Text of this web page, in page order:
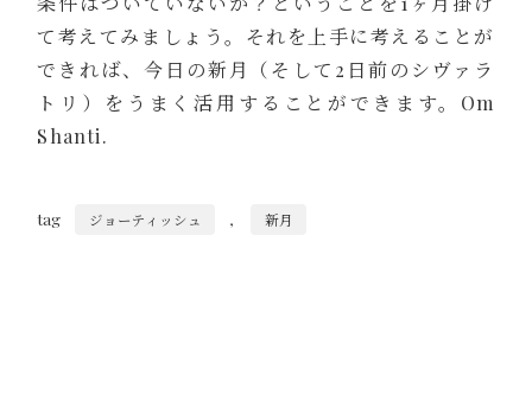
て考えてみましょう。それを上手に考えることが
できれば、今日の新月（そして2日前のシヴァラ
トリ）をうまく活用することができます。Om
Shanti.
tag ジョーティッシュ , 新月